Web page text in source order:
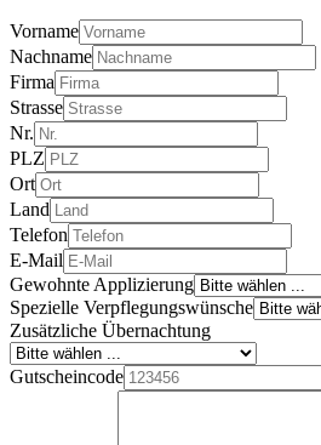
Vorname
Nachname
Firma
Strasse
Nr.
PLZ
Ort
Land
Telefon
E-Mail
Gewohnte Applizierung
Spezielle Verpflegungswünsche
Zusätzliche Übernachtung
Gutscheincode